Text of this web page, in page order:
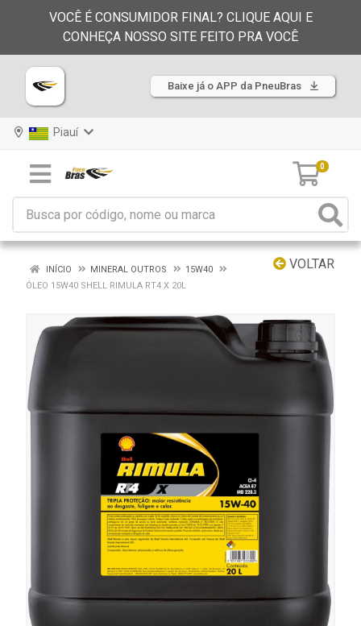
VOCÊ É CONSUMIDOR FINAL? CLIQUE AQUI E
CONHEÇA NOSSO SITE FEITO PRA VOCÊ
Baixe já o APP da PneuBras
Piauí
0
VOLTAR
INÍCIO MINERAL OUTROS
15W40
ÓLEO 15W40 SHELL RIMULA RT4 X 20L